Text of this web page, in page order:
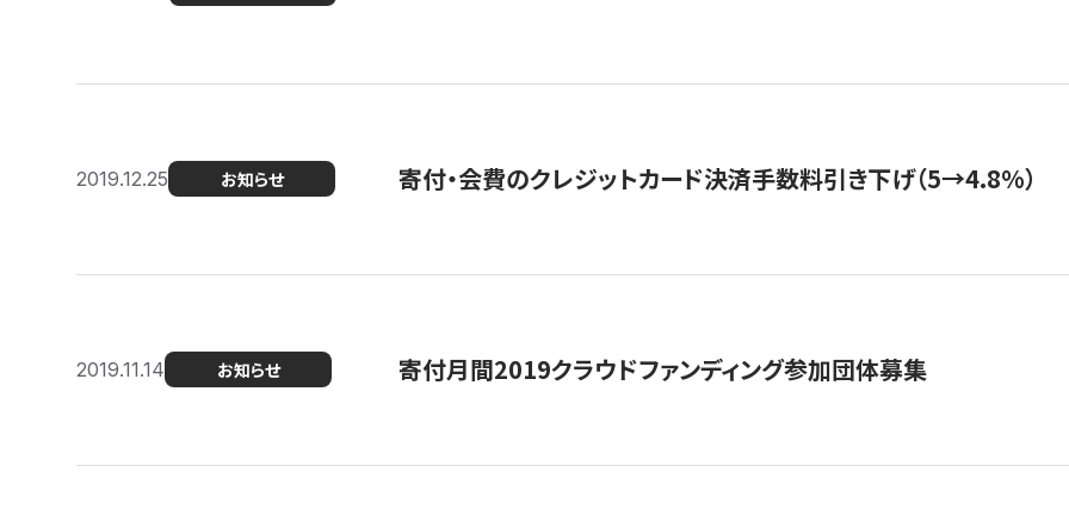
2019.12.25 お知らせ 寄付・会費のクレジットカード決済手数料引き下げ（5→4.8%）
2019.11.14 お知らせ 寄付月間2019クラウドファンディング参加団体募集